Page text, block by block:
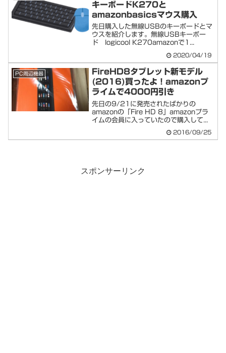
キーボードK270と
amazonbasicsマウス購入
先日購入した無線USBのキーボードとマ
ウスを紹介します。無線USBキーボー
ド logicool K270amazonで1...
2020/04/19
PC周辺機器
FireHD8タブレット新モデル
(2016)買ったよ！amazonプ
ライムで4000円引き
先日の9/21に発売されたばかりの
amazonの「Fire HD 8」amazonプラ
イムの会員に入っていたので購入して...
2016/09/25
スポンサーリンク